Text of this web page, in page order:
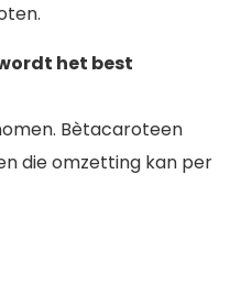
het best
Bètacaroteen
die omzetting kan per